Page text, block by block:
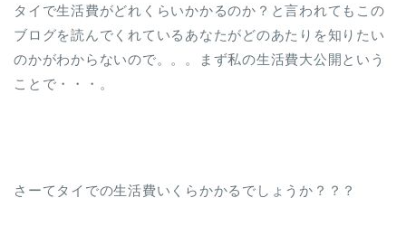
タイで生活費がどれくらいかかるのか？と言われてもこの
ブログを読んでくれているあなたがどのあたりを知りたい
のかがわからないので。。。まず私の生活費大公開という
ことで・・・。
さーてタイでの生活費いくらかかるでしょうか？？？